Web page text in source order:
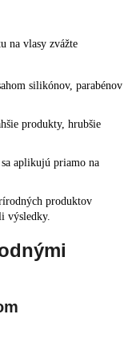
na vlasy zvážte
silikónov, parabénov
produkty, hrubšie
aplikujú priamo na
produktov
výsledky.